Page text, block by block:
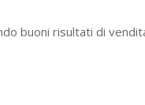
buoni risultati di